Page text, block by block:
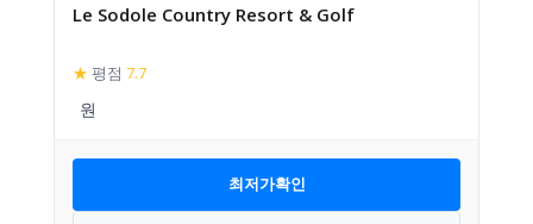
Le Sodole Country Resort & Golf
★ 평점 7.7
최저가확인